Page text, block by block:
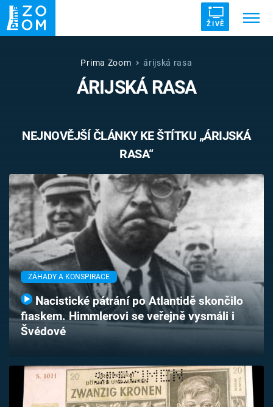
ŽIVĚ
UFO DRUHÁ SVĚTOVÁ VÁLKA
VETŘELCI DÁVNOVĚKU
Témata
Pořady
TV Program
Časopis
Sledujte prima+
Sledujte nás
Prima Zoom árijská rasa
ÁRIJSKÁ RASA
NEJNOVĚJŠÍ ČLÁNKY KE ŠTÍTKU „ÁRIJSKÁ
RASA“
ZÁHADY A KONSPIRACE
Nacistické pátrání po Atlantidě skončilo
fiaskem. Himmlerovi se veřejně vysmáli i
Švédové